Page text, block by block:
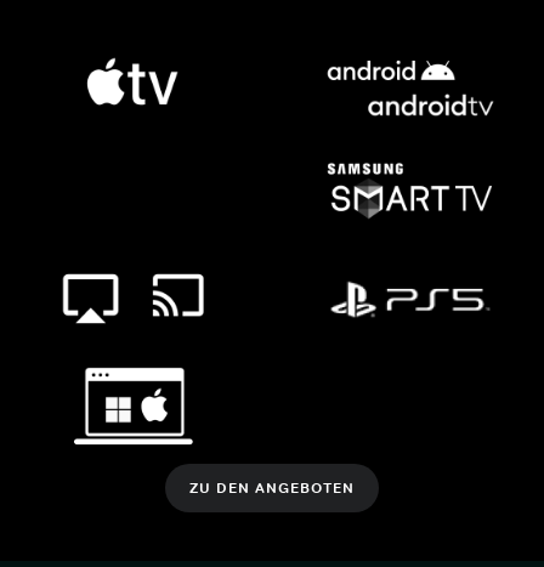
ZU DEN ANGEBOTEN